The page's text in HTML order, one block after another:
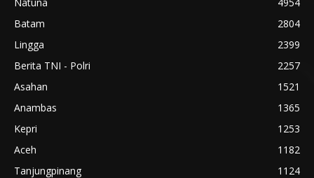
Batam
2804
Lingga
2399
Berita TNI - Polri
2257
Asahan
1521
Anambas
1365
Kepri
1253
Aceh
1182
Tanjungpinang
1124